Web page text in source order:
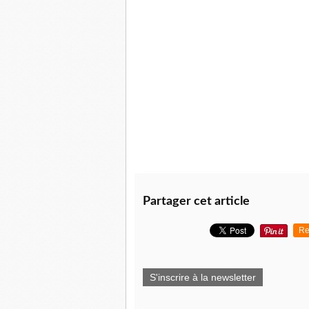
Partager cet article
S'inscrire à la newsletter